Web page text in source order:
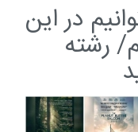
در این
رشته